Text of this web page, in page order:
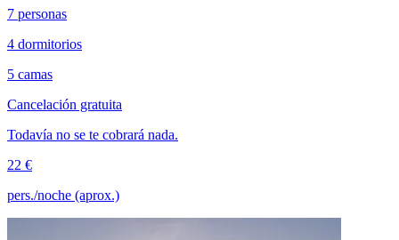
7 personas
4 dormitorios
5 camas
Cancelación gratuita
Todavía no se te cobrará nada.
22 €
pers./noche (aprox.)